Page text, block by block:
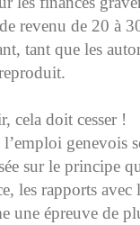
revenu de 20 à
tant que les
cela doit cesser !
genevois
sur le principe
les rapports
une épreuve de